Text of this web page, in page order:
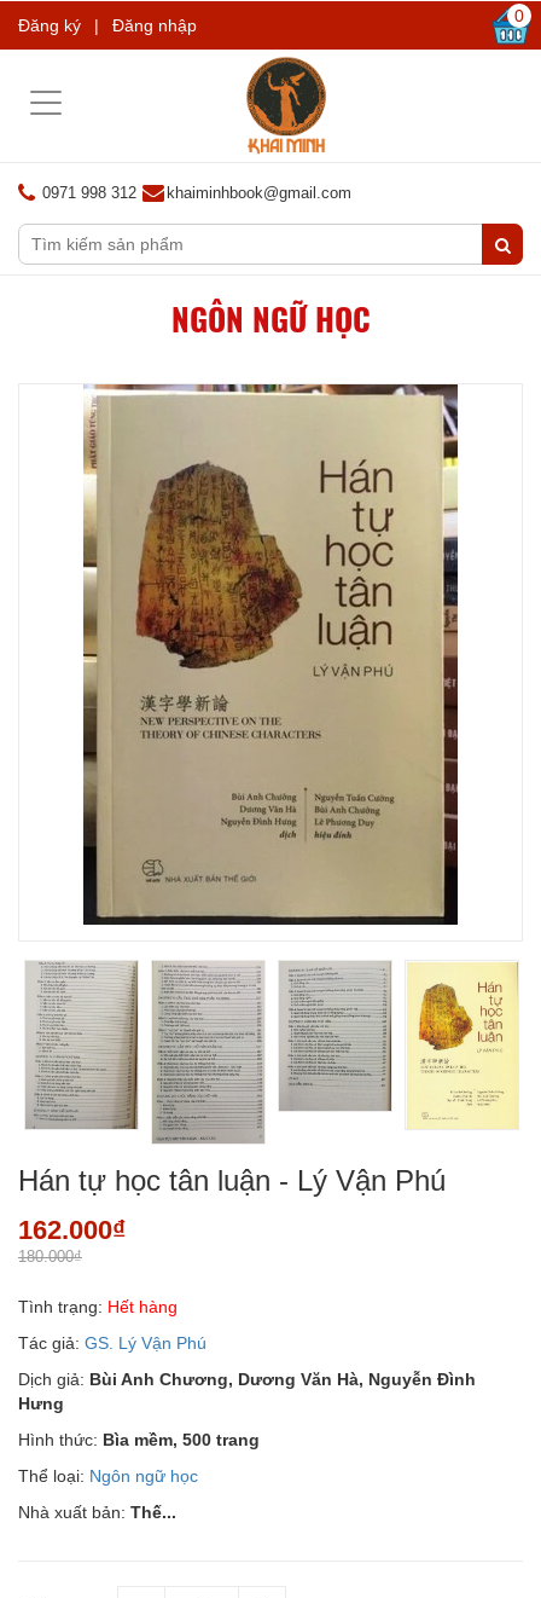
Đăng ký | Đăng nhập 0
Toggle
0971 998 312 khaiminhbook@gmail.com
NGÔN NGỮ HỌC
Hán tự học tân luận - Lý Vận Phú
162.000₫
180.000₫
Tình trạng: Hết hàng
Tác giả: GS. Lý Vận Phú
Dịch giả: Bùi Anh Chương, Dương Văn Hà, Nguyễn Đình
Hưng
Hình thức: Bìa mềm, 500 trang
Thể loại: Ngôn ngữ học
Nhà xuất bản: Thế...